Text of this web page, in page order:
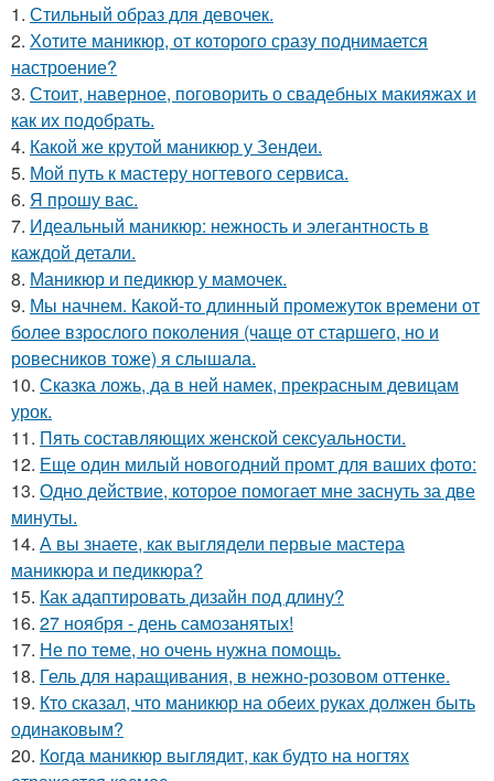
1. Стильный образ для девочек.
2. Хотите маникюр, от которого сразу поднимается
настроение?
3. Стоит, наверное, поговорить о свадебных макияжах и
как их подобрать.
4. Какой же крутой маникюр у Зендеи.
5. Мой путь к мастеру ногтевого сервиса.
6. Я прошу вас.
7. Идеальный маникюр: нежность и элегантность в
каждой детали.
8. Маникюр и педикюр у мамочек.
9. Мы начнем. Какой-то длинный промежуток времени от
более взрослого поколения (чаще от старшего, но и
ровесников тоже) я слышала.
10. Сказка ложь, да в ней намек, прекрасным девицам
урок.
11. Пять составляющих женской сексуальности.
12. Еще один милый новогодний промт для ваших фото:
13. Одно действие, которое помогает мне заснуть за две
минуты.
14. А вы знаете, как выглядели первые мастера
маникюра и педикюра?
15. Как адаптировать дизайн под длину?
16. 27 ноября - день самозанятых!
17. Не по теме, но очень нужна помощь.
18. Гель для наращивания, в нежно-розовом оттенке.
19. Кто сказал, что маникюр на обеих руках должен быть
одинаковым?
20. Когда маникюр выглядит, как будто на ногтях